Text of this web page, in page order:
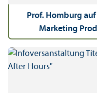
Prof. Homburg
Marketing